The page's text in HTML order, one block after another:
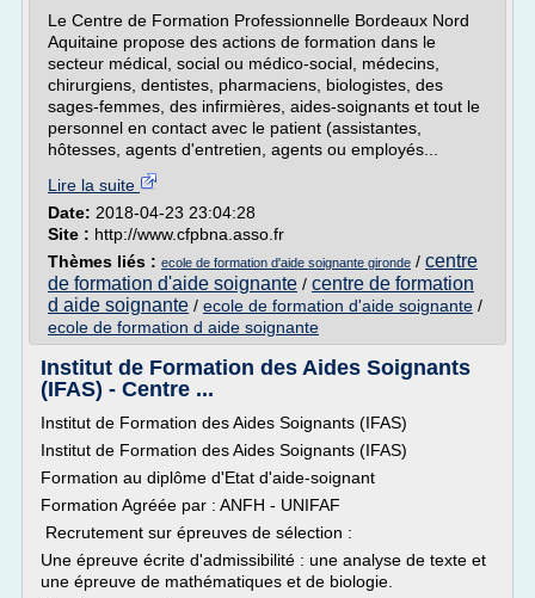
Le Centre de Formation Professionnelle Bordeaux Nord
Aquitaine propose des actions de formation dans le
secteur médical, social ou médico-social, médecins,
chirurgiens, dentistes, pharmaciens, biologistes, des
sages-femmes, des infirmières, aides-soignants et tout le
personnel en contact avec le patient (assistantes,
hôtesses, agents d'entretien, agents ou employés...
Lire la suite
Date: 2018-04-23 23:04:28
Site : http://www.cfpbna.asso.fr
Thèmes liés : ecole de formation d'aide soignante gironde / centre
de formation d'aide soignante / centre de formation
d aide soignante / ecole de formation d'aide soignante /
ecole de formation d aide soignante
Institut de Formation des Aides Soignants
(IFAS) - Centre ...
Institut de Formation des Aides Soignants (IFAS)
Institut de Formation des Aides Soignants (IFAS)
Formation au diplôme d'Etat d'aide-soignant
Formation Agréée par : ANFH - UNIFAF
Recrutement sur épreuves de sélection :
Une épreuve écrite d'admissibilité : une analyse de texte et
une épreuve de mathématiques et de biologie.